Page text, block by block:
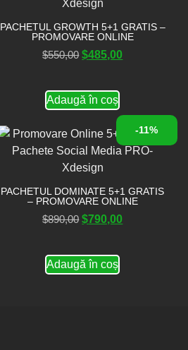
PACHETUL GROWTH 5+1 GRATIS –
PROMOVARE ONLINE
$550,00 $485,00
Adaugă în coș
-11%
PACHETUL DOMINATE 5+1 GRATIS
– PROMOVARE ONLINE
$890,00 $790,00
Adaugă în coș